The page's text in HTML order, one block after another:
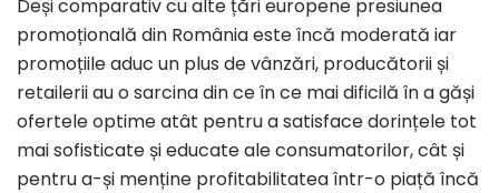
Deși comparativ cu alte țări europene presiunea
promoțională din România este încă moderată iar
promoțiile aduc un plus de vânzări, producătorii și
retailerii au o sarcina din ce în ce mai dificilă în a găși
ofertele optime atât pentru a satisface dorințele tot
mai sofisticate și educate ale consumatorilor, cât și
pentru a-și menține profitabilitatea într-o piață încă